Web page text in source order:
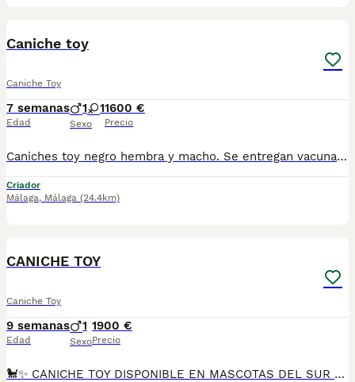
Caniche toy
Caniche Toy
7 semanas
Edad
1 1
Sexo
1600 €
Precio
Caniches toy negro hembra y macho. Se entregan vacunados desparacitado y con cartilla. Se entrega con pedigree. Nacidos el 19 de junio, se recojen en granada para más información por wasap al 610704512 Macho 1600 Hembra 1900
Criador
Málaga, Málaga (24.4km)
CANICHE TOY
Caniche Toy
9 semanas
Edad
1
Sexo
1900 €
Precio
🐩✨ CANICHE TOY DISPONIBLE EN MASCOTAS DEL SUR ✨🐩 ¿Estás buscando un compañero pequeño, inteligente y lleno de cariño? En Mascotas del Sur tenemos disponibles preciosos Caniches Toy, criados en un entorno familiar con dedicación, socialización y los mejores cuidados desde sus primeros días de vida. Somos un criadero con Núcleo Zoológico autorizado, licencia de apertura y código de explotación, ofreciendo la tranquilidad y confianza de adquirir un cachorro criado de forma responsable. 📍 Sevilla 📞 611 723 226 📸 Instagram: @mimascotasdelsur057 Descubre más fotos y vídeos reales de nuestros cachorros. Nuestros cachorros se entregan: ✅ Revisados por veterinario. ✅ Con microchip. ✅ Pasaporte y cartilla sanitaria. ✅ Vacunados y desparasitados. ✅ Contrato con garantías víricas y congénitas. 🚚 Envíos a toda España. (El coste del transporte no está incluido en el precio del cachorro). También ponemos a tu disposición: 🏡 Recogida en nuestras instalaciones. 📱 Videollamada para conocer al cachorro antes de reservarlo. 🔒 Posibilidad de reserva y pago contrareembolso. 💶 El precio indicado en el anuncio es el precio real. 🐾 Cada uno de nuestros cachorros crece rodeado de cariño, atención y una correcta socialización para favorecer una adaptación feliz y segura a su nuevo hogar. Buscamos familias responsables que les ofrezcan un hogar lleno de amor, respeto y cuidados para toda la vida. #CanicheToy #Caniche #PoodleToy #CanicheEspaña #CachorroCaniche #CanicheToyEspaña #PerrosDeCompañia #MascotasDelSur057 #MascotasDelSur #CachorrosSevilla #CriaderoAutorizado #NucleoZoologico #CachorrosConAmor #PerrosFelices #CachorrosEspaña #AmorAnimal